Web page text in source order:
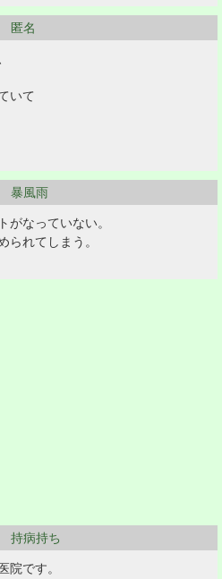
匿名
いて
暴風雨
がなっていない。
られてしまう。
持病持ち
院です。